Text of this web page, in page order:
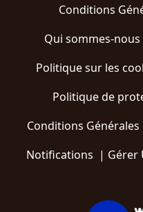
Conditions
Qui sommes-nous
Politique sur les
Politique de
Conditions
Notifications | Gérer